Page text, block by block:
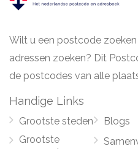
Wilt u een postcode
adressen zoeken? Dit
de postcodes van alle
Handige Links
Grootste steden
Grootste
Blogs